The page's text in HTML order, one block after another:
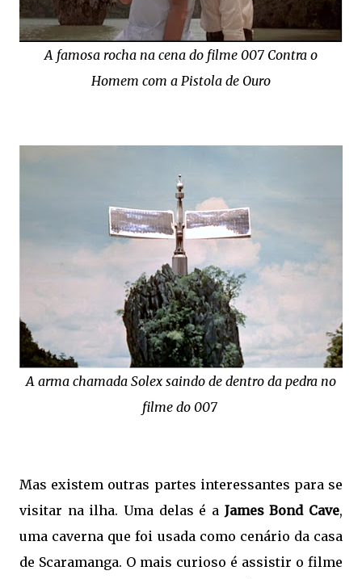
A famosa rocha na cena do filme 007 Contra o
Homem com a Pistola de Ouro
A arma chamada Solex saindo de dentro da pedra no
filme do 007
Mas existem outras partes interessantes para se
visitar na ilha. Uma delas é a James Bond Cave,
uma caverna que foi usada como cenário da casa
de Scaramanga. O mais curioso é assistir o filme